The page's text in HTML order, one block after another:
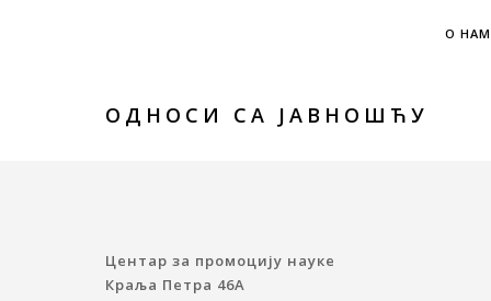
О
ОДНОСИ СА ЈАВНОШЋУ
Центар за промоцију науке
Краља Петра 46A